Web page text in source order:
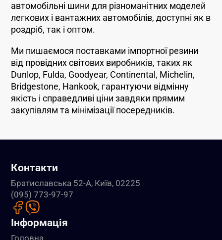
автомобільні шини для різноманітних моделей
легкових і вантажних автомобілів, доступні як в
роздріб, так і оптом.
Ми пишаємося поставками імпортної резини
від провідних світових виробників, таких як
Dunlop, Fulda, Goodyear, Continental, Michelin,
Bridgestone, Hankook, гарантуючи відмінну
якість і справедливі ціни завдяки прямим
закупівлям та мінімізації посередників.
Контакти
Братиславська 52-А, Київ, 02225
(095) 773-97-97
Інформація